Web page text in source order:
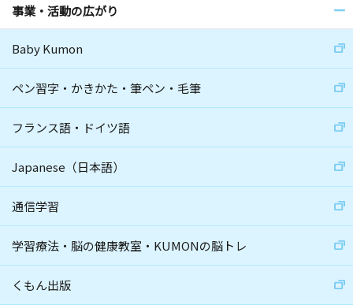
事業・活動の広がり
Baby Kumon
ペン習字・かきかた・筆ペン・毛筆
フランス語・ドイツ語
Japanese（日本語）
通信学習
学習療法・脳の健康教室・KUMONの脳トレ
くもん出版